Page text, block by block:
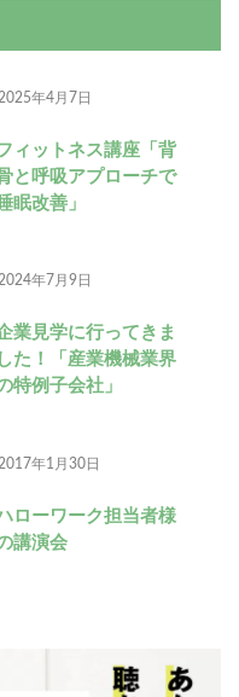
2025年4月7日
ィットネス講座「背
と呼吸アプローチで
眠改善」
年7月9日
業見学に行ってきま
した！「産業機械業界
特例子会社」
2017年1月30日
ローワーク担当者様
講演会